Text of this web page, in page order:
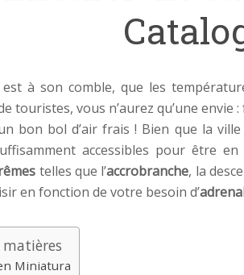
est à son comble, que les
touristes, vous n’aurez qu’une envie
bon bol d’air frais ! Bien que la
accessibles pour être
telles que l’accrobranche, la
en fonction de votre besoin d’
matières
Miniatura